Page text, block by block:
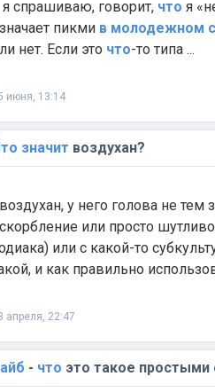
я спрашиваю, говорит, что я
пикми в молодежном
нет. Если это что-то типа ...
июня, 13:14
значит воздухан?
у него голова не тем
или просто
или с какой-то
и как правильно
апреля, 22:47
- что это такое простыми